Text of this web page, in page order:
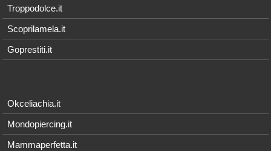
Troppodolce.it
Scoprilamela.it
Goprestiti.it
Okceliachia.it
Mondopiercing.it
Mammaperfetta.it